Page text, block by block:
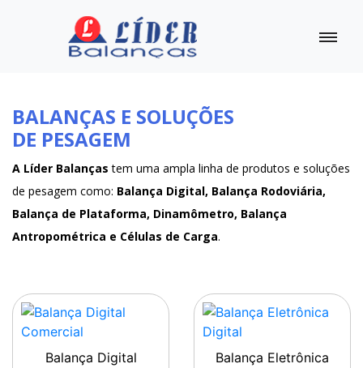
BALANÇAS E SOLUÇÕES
DE PESAGEM
A Líder Balanças tem uma ampla linha de produtos e soluções
de pesagem como: Balança Digital, Balança Rodoviária,
Balança de Plataforma, Dinamômetro, Balança
Antropométrica e Células de Carga.
Balança Digital
Balança Eletrônica